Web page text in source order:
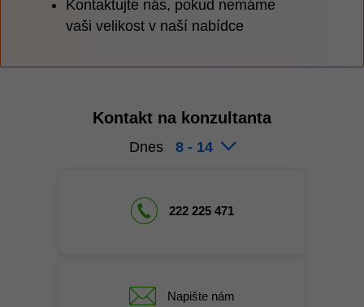
Kontaktujte nás, pokud nemáme
vaši velikost v naší nabídce
Kontakt na konzultanta
Dnes 8 - 14
222 225 471
Napište nám